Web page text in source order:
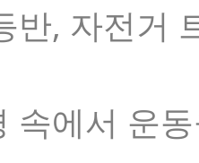
반, 자전거
속에서 운